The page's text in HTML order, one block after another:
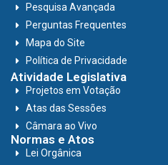
Pesquisa Avançada
Perguntas Frequentes
Mapa do Site
Política de Privacidade
Atividade Legislativa
Projetos em Votação
Atas das Sessões
Câmara ao Vivo
Normas e Atos
Lei Orgânica